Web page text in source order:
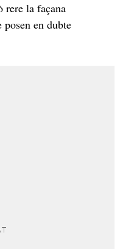
rere la façana
posen en dubte